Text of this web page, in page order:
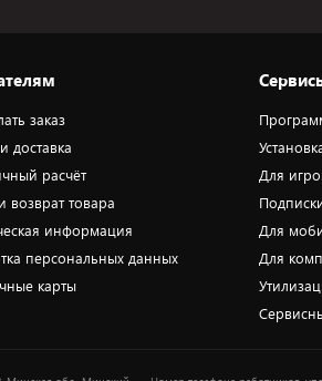
заказ
доставка
расчёт
товара
информация
персональных данных
карты
Для
Для
Для